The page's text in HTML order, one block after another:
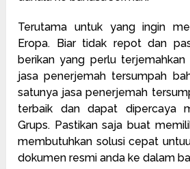
Terutama untuk yang ingin
Eropa. Biar tidak repot dan
berikan yang perlu
jasa penerjemah tersumpah
satunya jasa penerjemah
terbaik dan dapat dipercaya
Grups. Pastikan saja buat
membutuhkan solusi cepat
dokumen resmi anda ke dalam